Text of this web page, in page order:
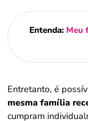
Entenda: Meu
Entretanto, é
mesma família
cumpram